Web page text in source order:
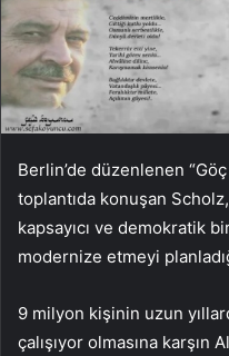
Berlin’de düzenlenen
toplantıda konuşan
kapsayıcı ve demokratik
modernize etmeyi
9 milyon kişinin uzun
çalışıyor olmasına karşın